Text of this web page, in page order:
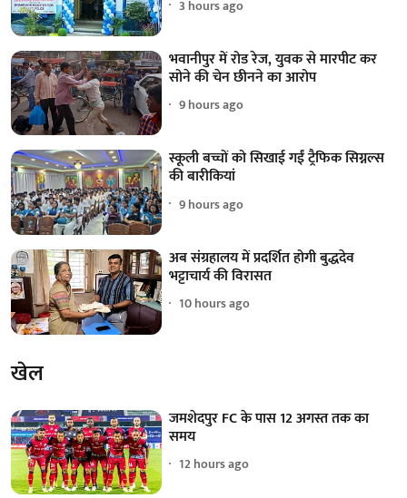
3 hours ago
भवानीपुर में रोड रेज, युवक से मारपीट कर
सोने की चेन छीनने का आरोप
9 hours ago
स्कूली बच्चों को सिखाई गईं ट्रैफिक सिग्नल्स
की बारीकियां
9 hours ago
अब संग्रहालय में प्रदर्शित होगी बुद्धदेव
भट्टाचार्य की विरासत
10 hours ago
खेल
जमशेदपुर FC के पास 12 अगस्त तक का
समय
12 hours ago